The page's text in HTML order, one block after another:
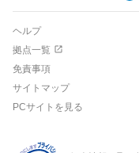
ヘルプ
拠点一覧
免責事項
サイトマップ
PCサイトを見る